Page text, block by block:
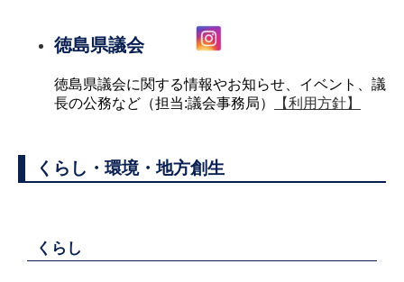
徳島県議会
徳島県議会に関する情報やお知らせ、イベント、議
長の公務など（担当:議会事務局）
【利用方針】
くらし・環境・地方創生
くらし